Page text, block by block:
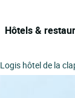
Hôtels &
Logis hôtel de la